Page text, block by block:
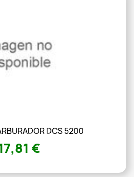
DCS 5200
€